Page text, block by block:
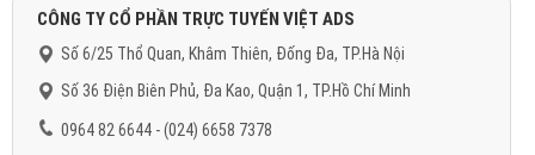
CÔNG TY CỔ PHẦN TRỰC TUYẾN VIỆT ADS
Số 6/25 Thổ Quan, Khâm Thiên, Đống Đa, TP.Hà Nội
Số 36 Điện Biên Phủ, Đa Kao, Quận 1, TP.Hồ Chí Minh
0964 82 6644 - (024) 6658 7378